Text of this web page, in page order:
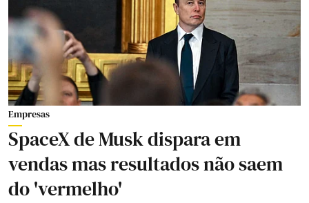
Empresas
SpaceX de Musk dispara em
vendas mas resultados não saem
do 'vermelho'